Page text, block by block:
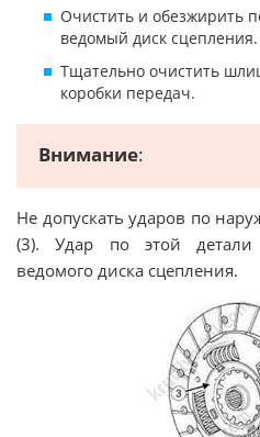
Очистить и обезжирить
ведомый диск сцепления.
Тщательно очистить
коробки передач.
Внимание:
Не допускать ударов по
(3). Удар по этой
ведомого диска сцепления.